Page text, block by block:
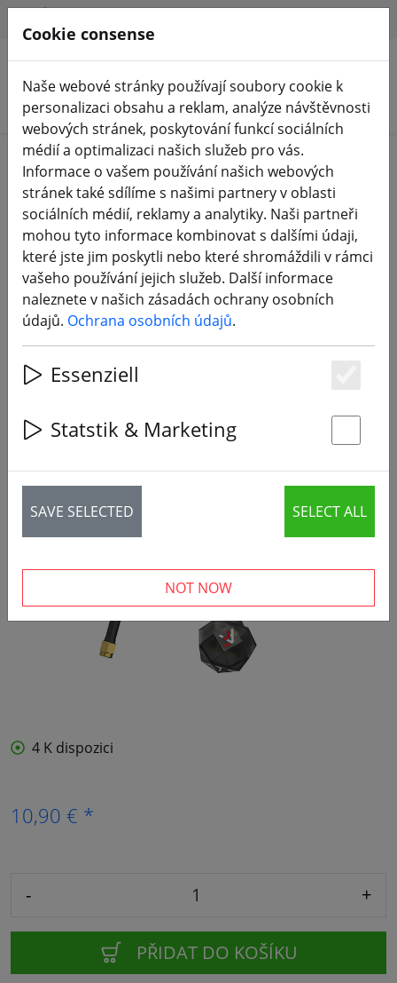
Hledat produkty
Home Komponenty FPV antény
Axisflying Prism V2 5,8 G RHCP 100
mm speciální edice FPV anténa
4 K dispozici
10,90 € *
- +
PŘIDAT DO KOŠÍKU
Cookie consense
Naše webové stránky používají soubory cookie k
personalizaci obsahu a reklam, analýze návštěvnosti
webových stránek, poskytování funkcí sociálních
médií a optimalizaci našich služeb pro vás.
Informace o vašem používání našich webových
stránek také sdílíme s našimi partnery v oblasti
sociálních médií, reklamy a analytiky. Naši partneři
mohou tyto informace kombinovat s dalšími údaji,
které jste jim poskytli nebo které shromáždili v rámci
vašeho používání jejich služeb. Další informace
naleznete v našich zásadách ochrany osobních
údajů. Ochrana osobních údajů.
Essenziell
Statstik & Marketing
SAVE SELECTED SELECT ALL
NOT NOW